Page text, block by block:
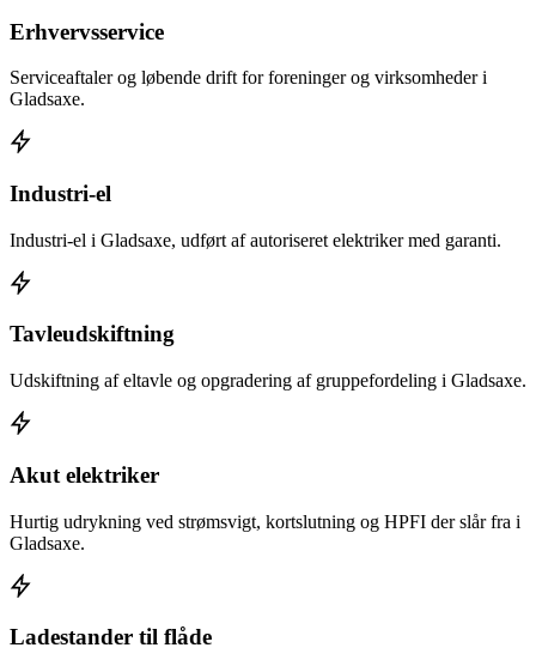
Erhvervsservice
Serviceaftaler og løbende drift for foreninger og virksomheder i
Gladsaxe.
Industri-el
Industri-el i Gladsaxe, udført af autoriseret elektriker med garanti.
Tavleudskiftning
Udskiftning af eltavle og opgradering af gruppefordeling i Gladsaxe.
Akut elektriker
Hurtig udrykning ved strømsvigt, kortslutning og HPFI der slår fra i
Gladsaxe.
Ladestander til flåde